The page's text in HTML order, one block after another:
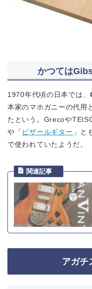
かつては
1970年代頃の日本では、
本家のマホガニーの代用
たという。Grecoや
や「 ビザールギター 」と
で使われていたようだ。
アガチ